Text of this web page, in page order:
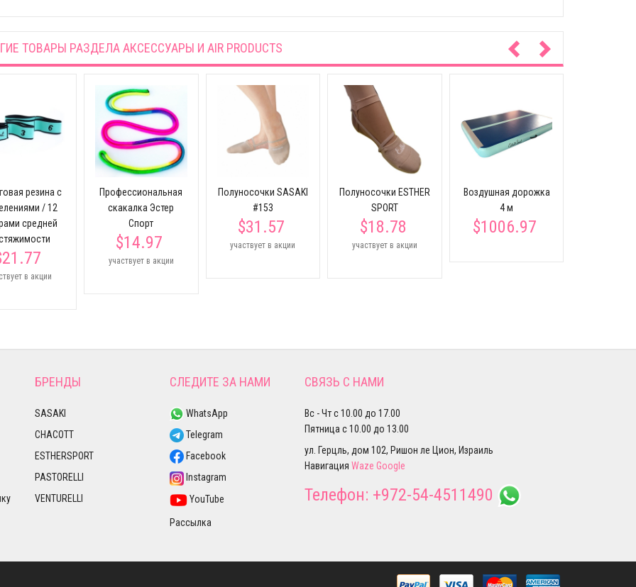
ТОВАРЫ РАЗДЕЛААКСЕССУАРЫ И AIR PRODUCTS
резина с
/ 12
средней
в акции
Профессиональная
скакалка Эстер
Спорт
$14.97
участвует в акции
Полуносочки SASAKI
#153
$31.57
участвует в акции
Полуносочки ESTHER
SPORT
$18.78
участвует в акции
Воздушная дорожка
4 м
$1006.97
БРЕНДЫ
SASAKI
CHACOTT
ESTHERSPORT
PASTORELLI
VENTURELLI
СЛЕДИТЕ ЗА НАМИ
WhatsApp
Telegram
Facebook
Instagram
YouTube
Рассылка
СВЯЗЬ С НАМИ
Вс - Чт с 10.00 до 17.00
Пятница с 10.00 до 13.00
ул. Герцль, дом 102, Ришон ле Цион, Израиль
Навигация Waze Google
Телефон: +972-54-4511490